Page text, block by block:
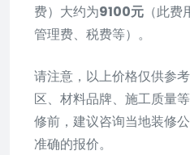
费）大约为9100元 （此
管理费、税费等）。
请注意，以上价格仅供参
区、材料品牌、施工质量
修前，建议咨询当地装修
准确的报价。